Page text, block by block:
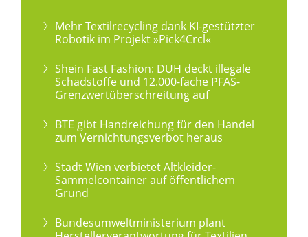
Mehr Textilrecycling dank KI-gestützter
Robotik im Projekt »Pick4Crcl«
Shein Fast Fashion: DUH deckt illegale
Schadstoffe und 12.000-fache PFAS-
Grenzwertüberschreitung auf
BTE gibt Handreichung für den Handel
zum Vernichtungsverbot heraus
Stadt Wien verbietet Altkleider-
Sammelcontainer auf öffentlichem
Grund
Bundesumweltministerium plant